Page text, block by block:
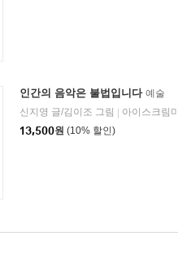
인간의 음악은 불법입니다 예술
신지영 글/김이조 그림
아이스크림
13,500원 (10% 할인)